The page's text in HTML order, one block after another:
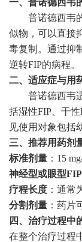
一、普诺德西韦
普诺德西韦
似物，可以直接
毒复制。通过抑
逆转FIP的病程。
二、适应症与用
普诺德西韦
括湿性FIP、干
见使用对象包括
三、推荐用药剂
标准剂量 ：15
神经型或眼型FIP
疗程长度 ：通常
分割剂量 ：药片
四、治疗过程中
在整个治疗过程